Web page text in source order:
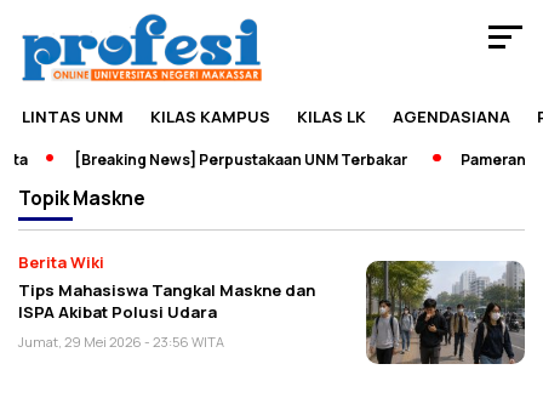
LINTAS UNM KILAS KAMPUS KILAS LK AGENDASIANA
[Breaking News] Perpustakaan UNM Terbakar Pameran
TopikMaskne
Berita Wiki
Tips Mahasiswa Tangkal Maskne dan
ISPA Akibat Polusi Udara
Jumat, 29 Mei 2026 - 23:56 WITA